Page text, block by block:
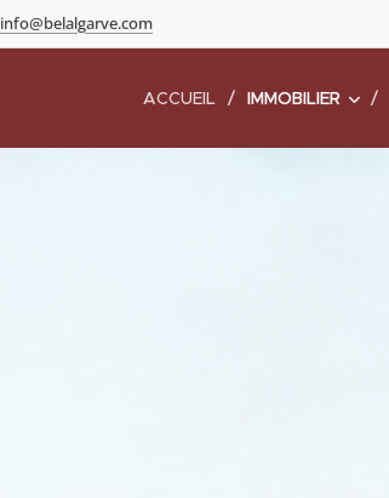
info@belalgarve.com
ACCUEIL IMMOBILIER